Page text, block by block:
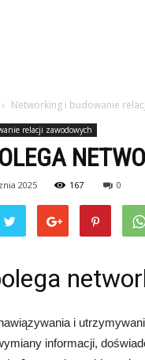
Networking i budowanie
relacji zawodowych
2025 167 0
i
informacji,